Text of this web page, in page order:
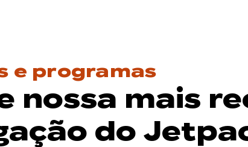
e programas
nossa mais
do